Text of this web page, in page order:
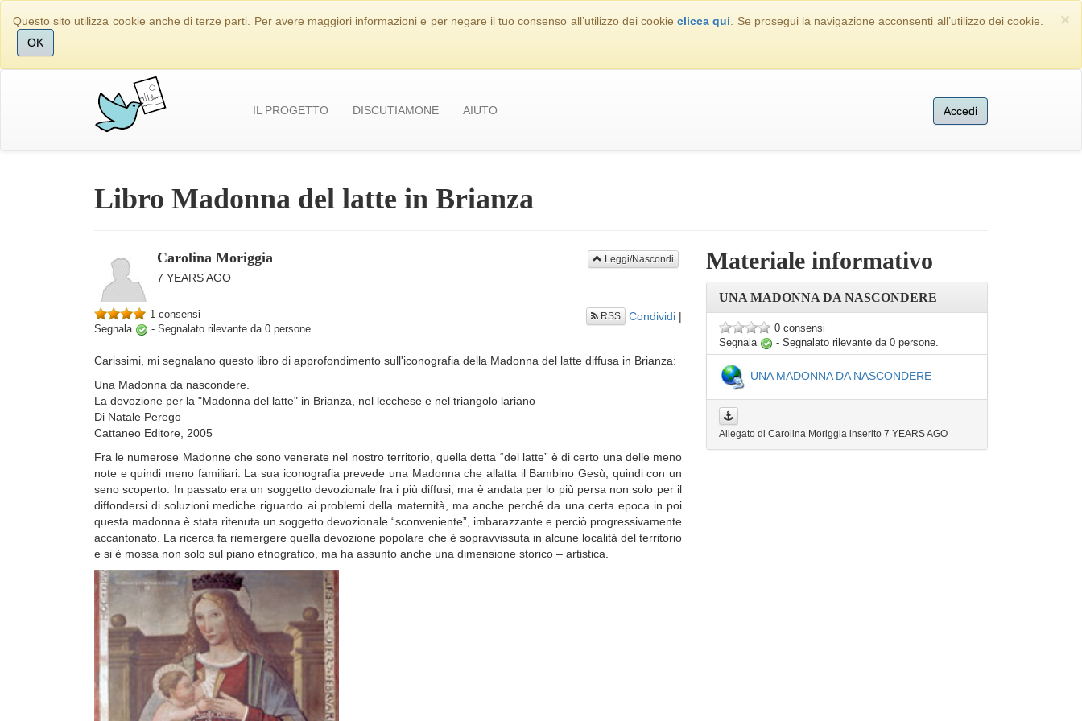
×
Questo sito utilizza cookie anche di terze parti. Per avere maggiori informazioni e per negare il tuo consenso all’utilizzo dei cookieclicca qui . Se prosegui la navigazione acconsenti all’utilizzo dei cookie.
OK
IL PROGETTO DISCUTIAMONE AIUTO Accedi
Libro Madonna del latte in Brianza
Carolina Moriggia Leggi/Nascondi
7 YEARS AGO
1 consensi
Segnala
- Segnalato rilevante da 0 persone.
RSS Condividi |
Carissimi, mi segnalano questo libro di approfondimento sull'iconografia della Madonna del latte diffusa in Brianza:
Una Madonna da nascondere.
La devozione per la "Madonna del latte" in Brianza, nel lecchese e nel triangolo lariano
Di Natale Perego
Cattaneo Editore, 2005
Fra le numerose Madonne che sono venerate nel nostro territorio, quella detta “del latte” è di certo una delle meno
note e quindi meno familiari. La sua iconografia prevede una Madonna che allatta il Bambino Gesù, quindi con un
seno scoperto. In passato era un soggetto devozionale fra i più diffusi, ma è andata per lo più persa non solo per il
diffondersi di soluzioni mediche riguardo ai problemi della maternità, ma anche perché da una certa epoca in poi
questa madonna è stata ritenuta un soggetto devozionale “sconveniente”, imbarazzante e perciò progressivamente
accantonato. La ricerca fa riemergere quella devozione popolare che è sopravvissuta in alcune località del territorio
e si è mossa non solo sul piano etnografico, ma ha assunto anche una dimensione storico – artistica.
Materiale informativo
UNA MADONNA DA NASCONDERE
0 consensi
Segnala
- Segnalato rilevante da 0 persone.
UNA MADONNA DA NASCONDERE
Allegato di Carolina Moriggia inserito 7 YEARS AGO